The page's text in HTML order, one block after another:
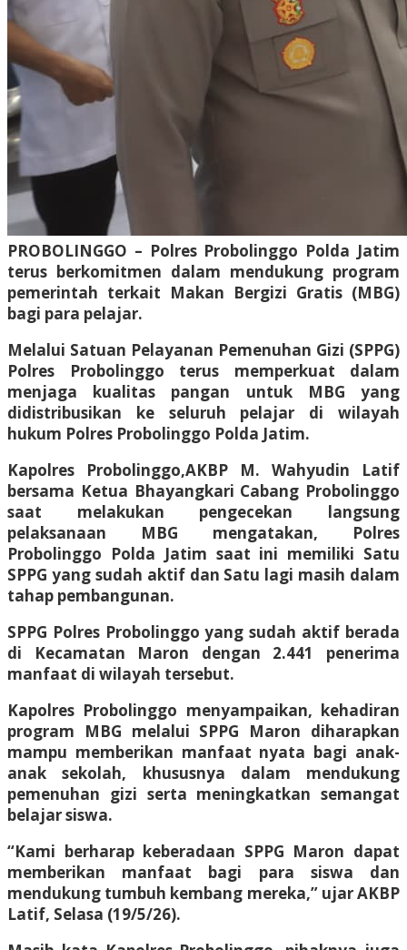
PROBOLINGGO – Polres Probolinggo Polda Jatim
terus berkomitmen dalam mendukung program
pemerintah terkait Makan Bergizi Gratis (MBG)
bagi para pelajar.
Melalui Satuan Pelayanan Pemenuhan Gizi (SPPG)
Polres Probolinggo terus memperkuat dalam
menjaga kualitas pangan untuk MBG yang
didistribusikan ke seluruh pelajar di wilayah
hukum Polres Probolinggo Polda Jatim.
Kapolres Probolinggo,AKBP M. Wahyudin Latif
bersama Ketua Bhayangkari Cabang Probolinggo
saat melakukan pengecekan langsung
pelaksanaan MBG mengatakan, Polres
Probolinggo Polda Jatim saat ini memiliki Satu
SPPG yang sudah aktif dan Satu lagi masih dalam
tahap pembangunan.
SPPG Polres Probolinggo yang sudah aktif berada
di Kecamatan Maron dengan 2.441 penerima
manfaat di wilayah tersebut.
Kapolres Probolinggo menyampaikan, kehadiran
program MBG melalui SPPG Maron diharapkan
mampu memberikan manfaat nyata bagi anak-
anak sekolah, khususnya dalam mendukung
pemenuhan gizi serta meningkatkan semangat
belajar siswa.
“Kami berharap keberadaan SPPG Maron dapat
memberikan manfaat bagi para siswa dan
mendukung tumbuh kembang mereka,” ujar AKBP
Latif, Selasa (19/5/26).